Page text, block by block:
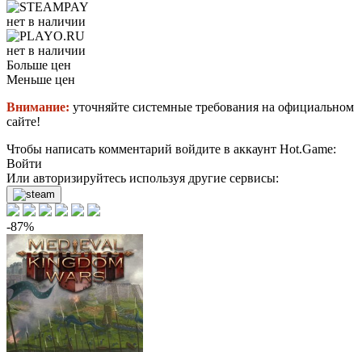
нет в наличии
нет в наличии
Больше цен
Меньше цен
Внимание: уточняйте системные требования на официальном
сайте!
Чтобы написать комментарий войдите в аккаунт Hot.Game:
Войти
Или авторизируйтесь используя другие сервисы:
-87%